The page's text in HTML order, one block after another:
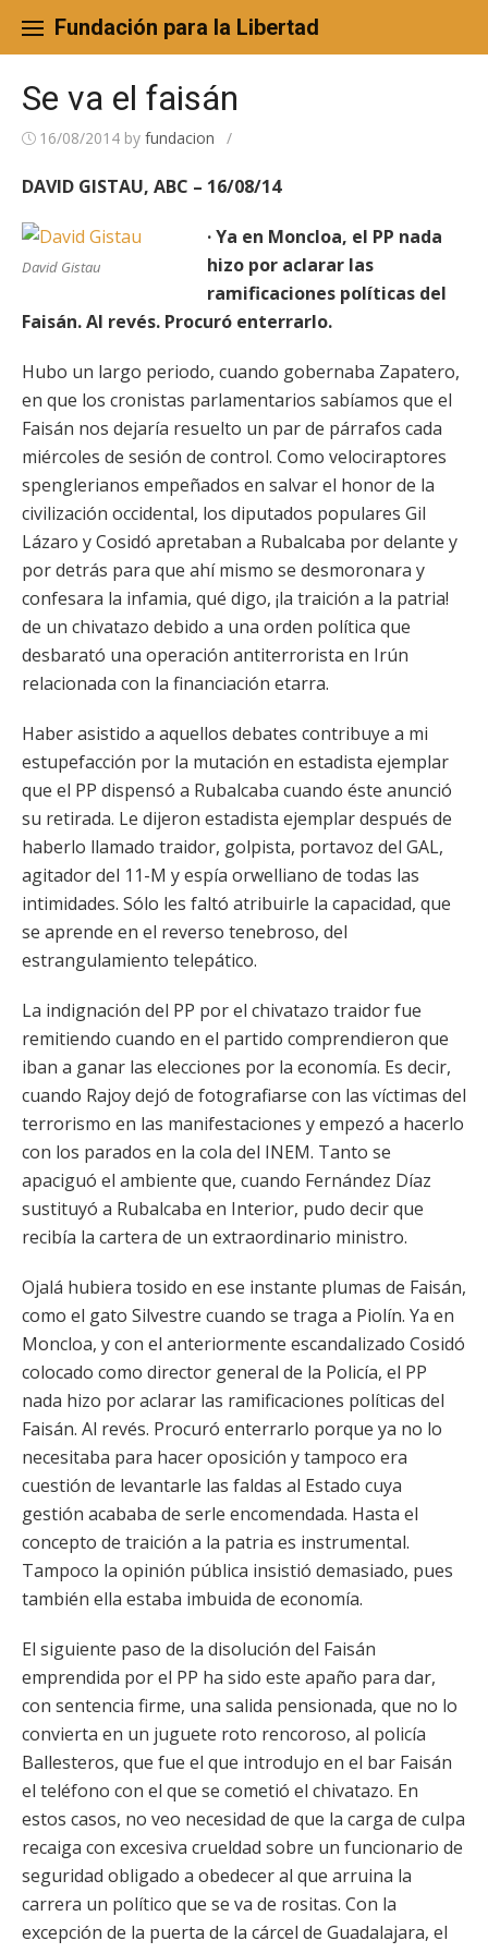
content
Fundación para la Libertad
Se va el faisán
16/08/2014 by fundacion /
DAVID GISTAU, ABC – 16/08/14
David Gistau
· Ya en Moncloa, el PP nada
hizo por aclarar las
ramificaciones políticas del
Faisán. Al revés. Procuró enterrarlo.
Hubo un largo periodo, cuando gobernaba Zapatero,
en que los cronistas parlamentarios sabíamos que el
Faisán nos dejaría resuelto un par de párrafos cada
miércoles de sesión de control. Como velociraptores
spenglerianos empeñados en salvar el honor de la
civilización occidental, los diputados populares Gil
Lázaro y Cosidó apretaban a Rubalcaba por delante y
por detrás para que ahí mismo se desmoronara y
confesara la infamia, qué digo, ¡la traición a la patria!
de un chivatazo debido a una orden política que
desbarató una operación antiterrorista en Irún
relacionada con la financiación etarra.
Haber asistido a aquellos debates contribuye a mi
estupefacción por la mutación en estadista ejemplar
que el PP dispensó a Rubalcaba cuando éste anunció
su retirada. Le dijeron estadista ejemplar después de
haberlo llamado traidor, golpista, portavoz del GAL,
agitador del 11-M y espía orwelliano de todas las
intimidades. Sólo les faltó atribuirle la capacidad, que
se aprende en el reverso tenebroso, del
estrangulamiento telepático.
La indignación del PP por el chivatazo traidor fue
remitiendo cuando en el partido comprendieron que
iban a ganar las elecciones por la economía. Es decir,
cuando Rajoy dejó de fotografiarse con las víctimas del
terrorismo en las manifestaciones y empezó a hacerlo
con los parados en la cola del INEM. Tanto se
apaciguó el ambiente que, cuando Fernández Díaz
sustituyó a Rubalcaba en Interior, pudo decir que
recibía la cartera de un extraordinario ministro.
Ojalá hubiera tosido en ese instante plumas de Faisán,
como el gato Silvestre cuando se traga a Piolín. Ya en
Moncloa, y con el anteriormente escandalizado Cosidó
colocado como director general de la Policía, el PP
nada hizo por aclarar las ramificaciones políticas del
Faisán. Al revés. Procuró enterrarlo porque ya no lo
necesitaba para hacer oposición y tampoco era
cuestión de levantarle las faldas al Estado cuya
gestión acababa de serle encomendada. Hasta el
concepto de traición a la patria es instrumental.
Tampoco la opinión pública insistió demasiado, pues
también ella estaba imbuida de economía.
El siguiente paso de la disolución del Faisán
emprendida por el PP ha sido este apaño para dar,
con sentencia firme, una salida pensionada, que no lo
convierta en un juguete roto rencoroso, al policía
Ballesteros, que fue el que introdujo en el bar Faisán
el teléfono con el que se cometió el chivatazo. En
estos casos, no veo necesidad de que la carga de culpa
recaiga con excesiva crueldad sobre un funcionario de
seguridad obligado a obedecer al que arruina la
carrera un político que se va de rositas. Con la
excepción de la puerta de la cárcel de Guadalajara, el